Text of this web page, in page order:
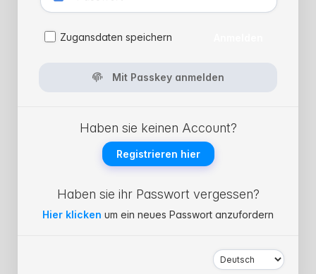
Zugansdaten speichern
Mit Passkey anmelden
Haben sie keinen Account?
Registrieren hier
Haben sie ihr Passwort vergessen?
Hier klicken um ein neues Passwort anzufordern